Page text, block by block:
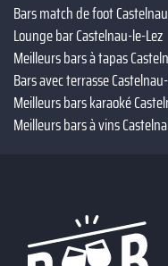
Bars match de foot
Lounge bar Castelnau-le-Lez
Meilleurs bars à tapas
Bars avec terrasse
Meilleurs bars karaoké
Meilleurs bars à vins